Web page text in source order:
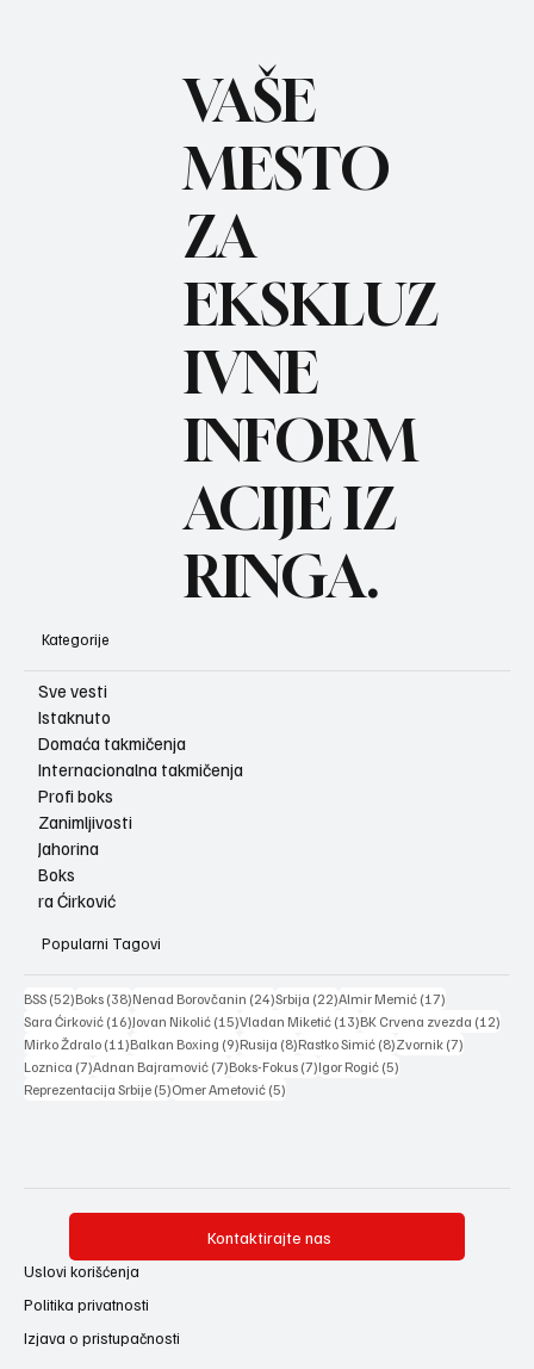
REC
VAŠE
MESTO
ZA
EKSKLUZ
IVNE
INFORM
ACIJE IZ
RINGA.
Kategorije
Sve vesti
Istaknuto
Domaća takmičenja
Internacionalna takmičenja
Profi boks
Zanimljivosti
Jahorina
Boks
ra Ćirković
Popularni Tagovi
BSS (52)52 posts
Boks (38)38 posts
Nenad Borovčanin (24)24 posts
Srbija (22)22 posts
Almir Memić (17)
Sara Ćirković (16)16 posts
Jovan Nikolić (15)15 posts
Vladan Miketić (13)13 posts
BK Crvena zvezda (12)
Mirko Ždralo (11)11 posts
Balkan Boxing (9)9 posts
Rusija (8)8 posts
Rastko Simić (8)8 posts
Zvornik (7)
Loznica (7)7 posts
Adnan Bajramović (7)7 posts
Boks-Fokus (7)7 posts
Igor Rogić (5)
Reprezentacija Srbije (5)5 posts
Omer Ametović (5)
Kontaktirajte nas
Uslovi korišćenja
Politika privatnosti
Izjava o pristupačnosti